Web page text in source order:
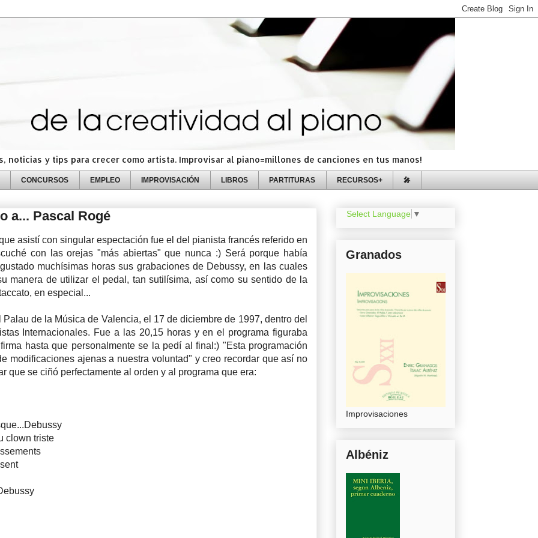
noticias y tips para crecer como artista. Improvisar al piano=millones de canciones en tus manos!
CONCURSOS EMPLEO IMPROVISACIÓN LIBROS PARTITURAS RECURSOS+ 🎤
a... Pascal Rogé
asistí con singular espectación fue el del pianista francés referido en
con las orejas "más abiertas" que nunca :) Será porque había
muchísimas horas sus grabaciones de Debussy, en las cuales
manera de utilizar el pedal, tan sutilísima, así como su sentido de la
en especial...
Palau de la Música de Valencia, el 17 de diciembre de 1997, dentro del
Internacionales. Fue a las 20,15 horas y en el programa figuraba
hasta que personalmente se la pedí al final:) "Esta programación
modificaciones ajenas a nuestra voluntad" y creo recordar que así no
que se ciñó perfectamente al orden y al programa que era:
clown triste
Select Language ▼
Granados
Improvisaciones
Albéniz